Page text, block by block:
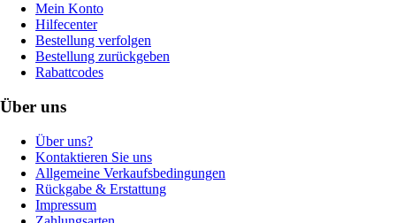
Mein Konto
Hilfecenter
Bestellung verfolgen
Bestellung zurückgeben
Rabattcodes
Über uns
Über uns?
Kontaktieren Sie uns
Allgemeine Verkaufsbedingungen
Rückgabe & Erstattung
Impressum